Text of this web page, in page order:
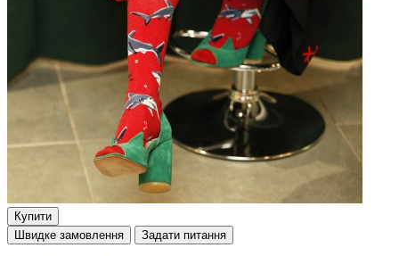
Купити
Швидке замовлення
Задати питання